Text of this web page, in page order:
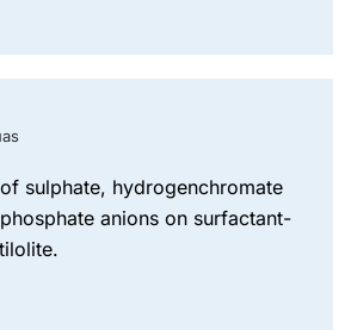
anions on surfactant-